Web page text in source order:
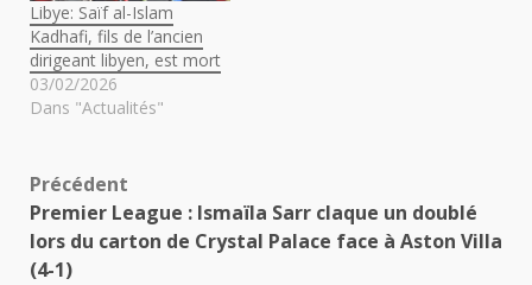
Libye: Saïf al-Islam
Kadhafi, fils de l’ancien
dirigeant libyen, est mort
03/02/2026
Dans "Actualités"
Navigation
d’article
Précédent
Premier League : Ismaïla Sarr claque un doublé
lors du carton de Crystal Palace face à Aston Villa
(4-1)